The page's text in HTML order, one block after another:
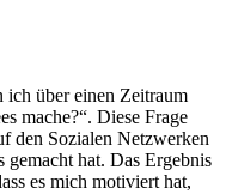
ich über einen Zeitraum
mache?“. Diese Frage
den Sozialen Netzwerken
gemacht hat. Das Ergebnis
es mich motiviert hat,